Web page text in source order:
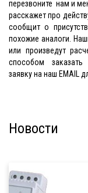
перезвоните нам и
расскажет про
сообщит о
похожие аналоги.
или произведут
способом заказать
заявку на наш EMAIL
Новости